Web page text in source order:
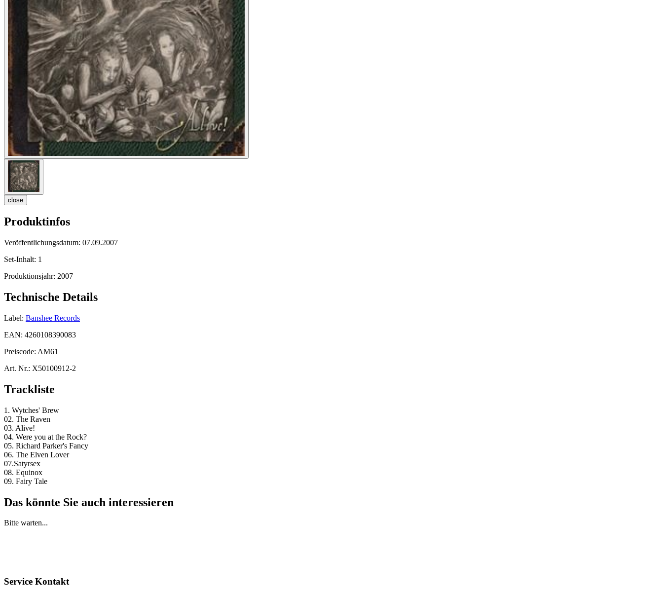
close
Produktinfos
Veröffentlichungsdatum: 07.09.2007
Set-Inhalt: 1
Produktionsjahr: 2007
Technische Details
Label: Banshee Records
EAN: 4260108390083
Preiscode: AM61
Art. Nr.: X50100912-2
Trackliste
1. Wytches' Brew
02. The Raven
03. Alive!
04. Were you at the Rock?
05. Richard Parker's Fancy
06. The Elven Lover
07.Satyrsex
08. Equinox
09. Fairy Tale
Das könnte Sie auch interessieren
Bitte warten...
Service Kontakt